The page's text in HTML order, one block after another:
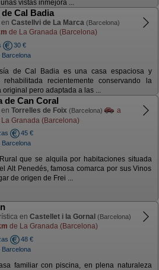
vistas inmejora ...
Cal Badia
Castellvi de La Marca (Barcelona)
de La Granada (Barcelona)
30 €
Barcelona
de Cal Badia es una casa espaciosa y
rehabilitada recientemente conservando la
original pero adaptada a las ...
de Can Coral
Torrelles de Foix (Barcelona)
a
Granada (Barcelona)
45 €
Barcelona
que se alquila por habitaciones situada
Alt Penedés, famosa comarca por sus Vinos
de origen de Frei ...
en Castellet i la Gornal (Barcelona)
de La Granada (Barcelona)
48 €
Barcelona
familiar con piscina, en plena naturaleza